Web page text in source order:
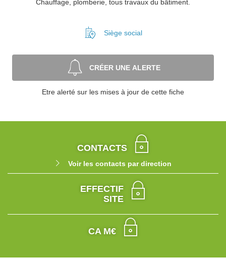
Chauffage, plomberie, tous travaux du bâtiment.
Siège social
CRÉER UNE ALERTE
Etre alerté sur les mises à jour de cette fiche
CONTACTS
Voir les contacts par direction
EFFECTIF
SITE
CA M€